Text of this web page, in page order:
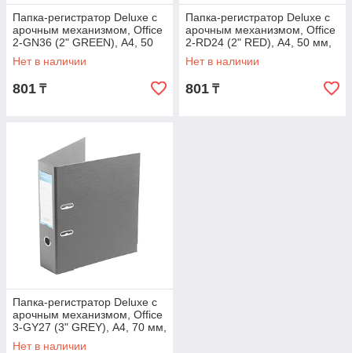
Папка-регистратор Deluxe с
арочным механизмом, Office
2-GN36 (2" GREEN), А4, 50
мм, зеленый
Нет в наличии
801 ₸
Папка-регистратор Deluxe с
арочным механизмом, Office
2-RD24 (2" RED), А4, 50 мм,
красный
Нет в наличии
801 ₸
Папка-регистратор Deluxe с
арочным механизмом, Office
3-GY27 (3" GREY), А4, 70 мм,
серый
Нет в наличии